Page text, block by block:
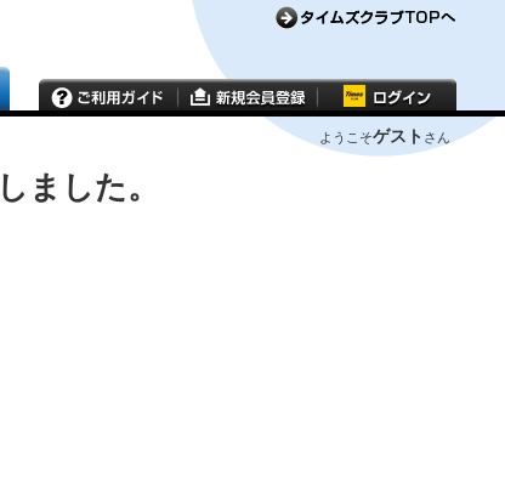
ようこそゲスト さん
ました。